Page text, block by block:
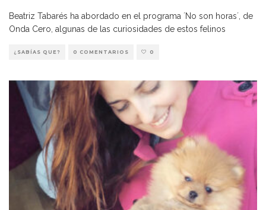
Beatriz Tabarés ha abordado en el programa ´No son horas´, de
Onda Cero, algunas de las curiosidades de estos felinos
¿SABÍAS QUE? 0 COMENTARIOS 0